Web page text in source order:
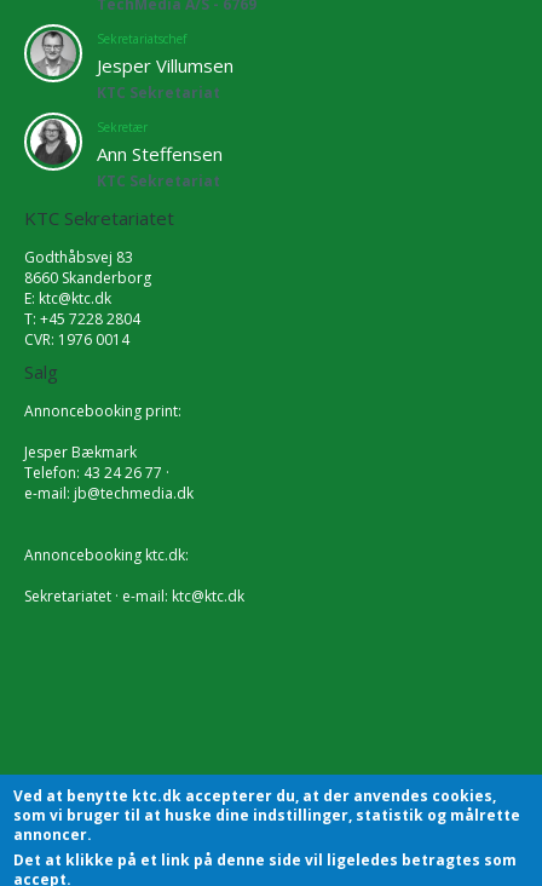
Sekretariatschef
Jesper Villumsen
KTC Sekretariat
Sekretær
Ann Steffensen
KTC Sekretariat
KTC Sekretariatet
Godthåbsvej 83
8660 Skanderborg
E: ktc@ktc.dk
T: +45 7228 2804
CVR: 1976 0014
Salg
Annoncebooking print:
Jesper Bækmark
Telefon: 43 24 26 77 ·
e-mail: jb@techmedia.dk
Annoncebooking ktc.dk:
Sekretariatet · e-mail: ktc@ktc.dk
KTC - Kommunalteknisk Chefforening | Sekretariatet |
Ved at benytte ktc.dk accepterer du, at der anvendes cookies,
som vi bruger til at huske dine indstillinger, statistik og målrette
annoncer.
Det at klikke på et link på denne side vil ligeledes betragtes som
accept.